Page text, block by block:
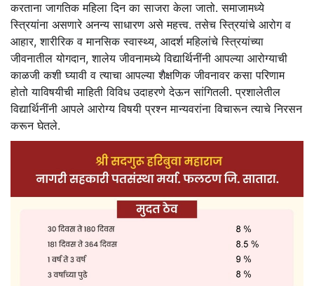
करताना जागतिक महिला दिन का साजरा केला जातो. समाजामध्ये
स्त्रियांना असणारे अनन्य साधारण असे महत्त्व. तसेच स्त्रियांचे आरोग व
आहार, शारीरिक व मानसिक स्वास्थ्य, आदर्श महिलांचे स्त्रियांच्या
जीवनातील योगदान, शालेय जीवनामध्ये विद्यार्थिनींनी आपल्या आरोग्याची
काळजी कशी घ्यावी व त्याचा आपल्या शैक्षणिक जीवनावर कसा परिणाम
होतो याविषयीची माहिती विविध उदाहरणे देऊन सांगितली. प्रशालेतील
विद्यार्थिनींनी आपले आरोग्य विषयी प्रश्न मान्यवरांना विचारून त्याचे निरसन
करून घेतले.